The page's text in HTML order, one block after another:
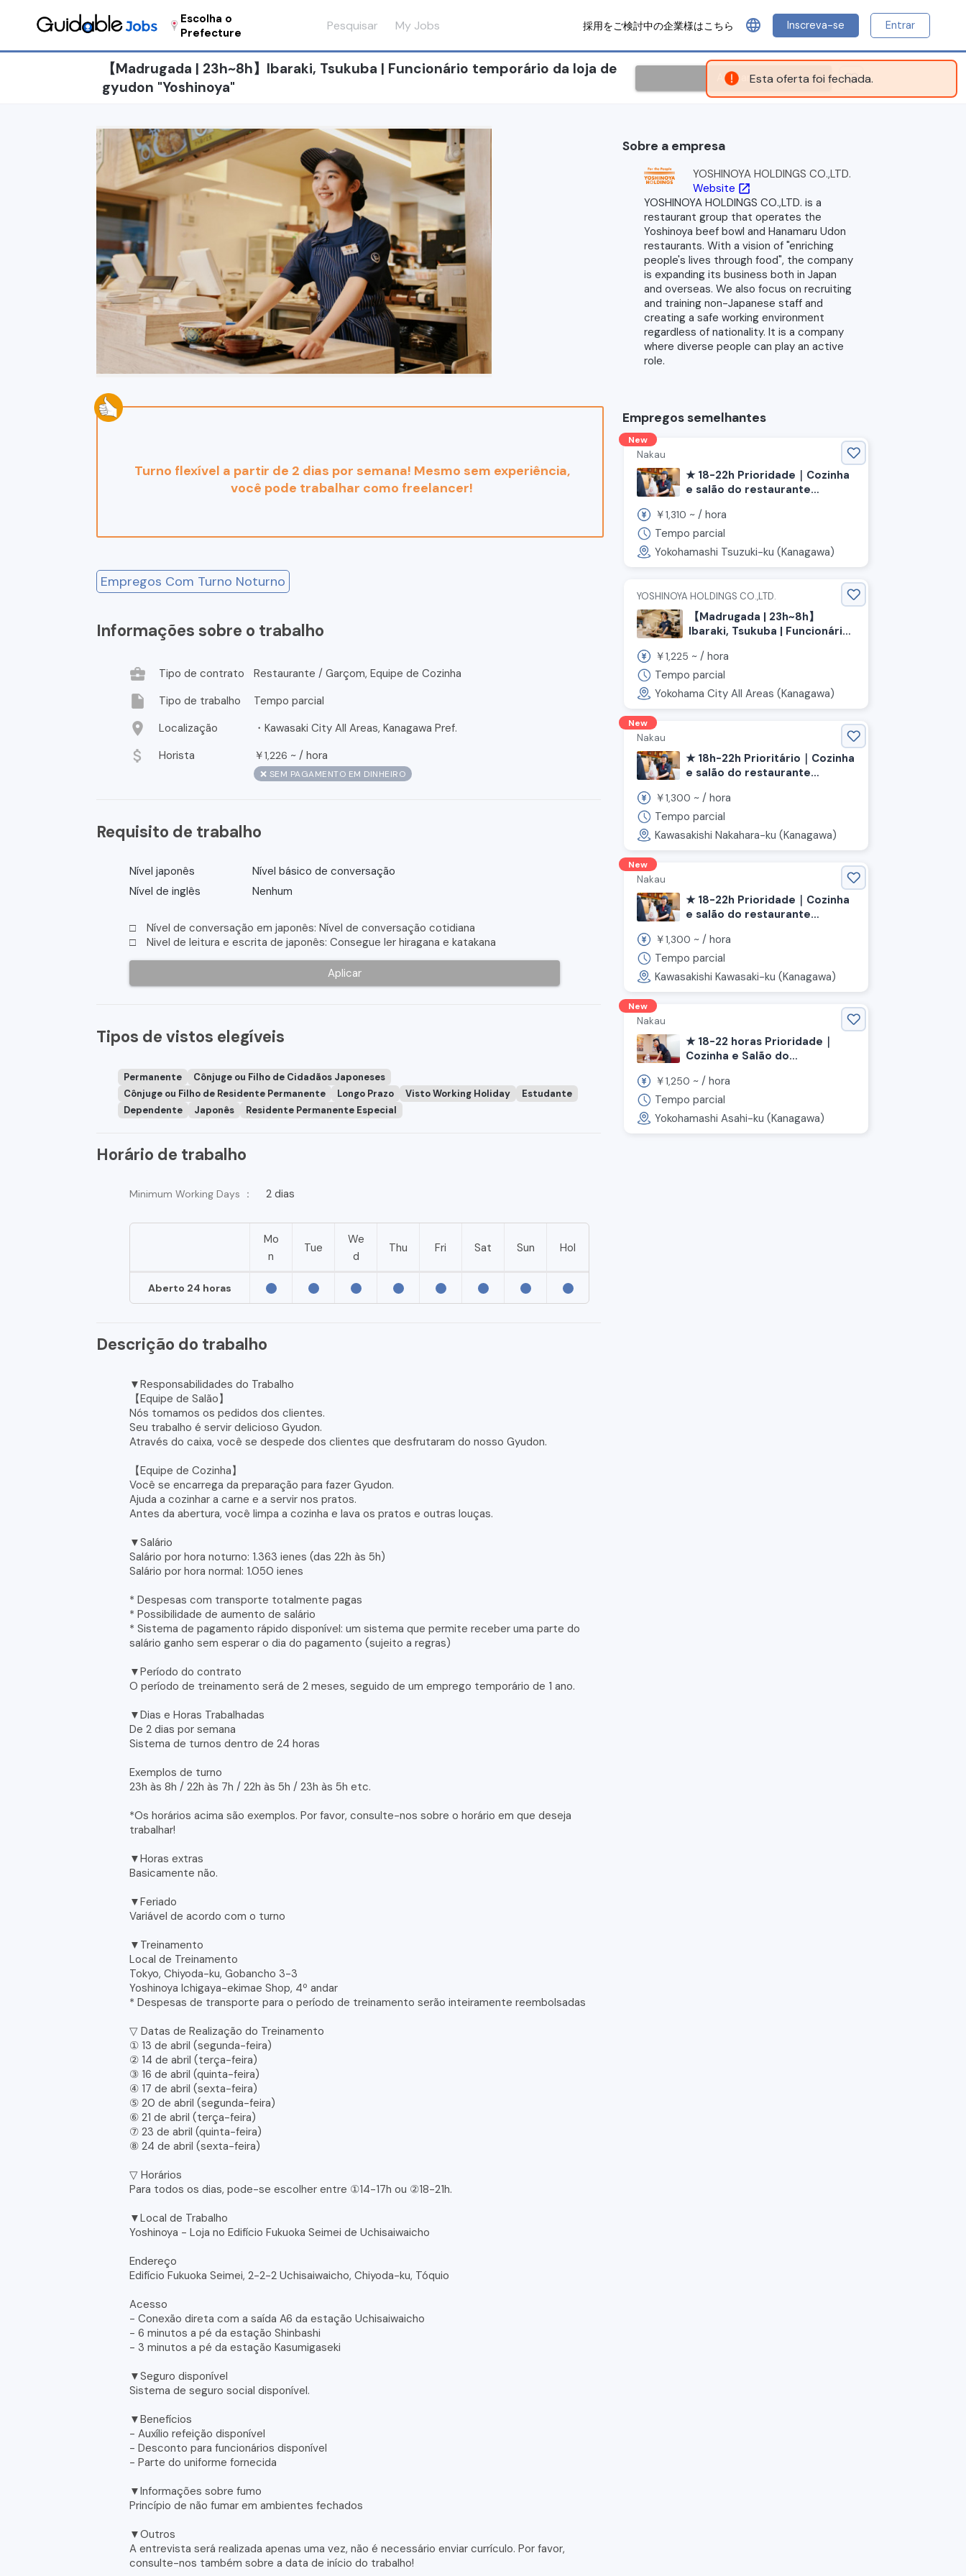
Esta oferta foi fechada.
Escolha o
Prefecture
Pesquisar My Jobs 採用をご検討中の企業様はこちら language Inscreva-se Entrar
【Madrugada | 23h~8h】Ibaraki, Tsukuba | Funcionário temporário da loja de
gyudon "Yoshinoya"
Aplicar
Turno flexível a partir de 2 dias por semana! Mesmo sem experiência,
você pode trabalhar como freelancer!
Empregos Com Turno Noturno
Informações sobre o trabalho
business_center Tipo de contrato Restaurante / Garçom, Equipe de Cozinha
insert_drive_file Tipo de trabalho Tempo parcial
location_on Localização ・Kawasaki City All Areas, Kanagawa Pref.
attach_money Horista ￥1,226 ~ / hora
❌ SEM PAGAMENTO EM DINHEIRO
Requisito de trabalho
Nível japonês
Nível básico de conversação
Nível de inglês
Nenhum
□ Nível de conversação em japonês: Nível de conversação cotidiana
□ Nivel de leitura e escrita de japonês: Consegue ler hiragana e katakana
Aplicar
Tipos de vistos elegíveis
Permanente
Cônjuge ou Filho de Cidadãos Japoneses
Cônjuge ou Filho de Residente Permanente
Longo Prazo Visto Working Holiday
Estudante
Dependente
Japonês Residente Permanente Especial
Horário de trabalho
Minimum Working Days ： 2 dias
Mo
n
Tue
We
d
Thu Fri Sat Sun Hol
Aberto 24 horas
Descrição do trabalho
▼Responsabilidades do Trabalho
【Equipe de Salão】
Nós tomamos os pedidos dos clientes.
Seu trabalho é servir delicioso Gyudon.
Através do caixa, você se despede dos clientes que desfrutaram do nosso Gyudon.
【Equipe de Cozinha】
Você se encarrega da preparação para fazer Gyudon.
Ajuda a cozinhar a carne e a servir nos pratos.
Antes da abertura, você limpa a cozinha e lava os pratos e outras louças.
▼Salário
Salário por hora noturno: 1.363 ienes (das 22h às 5h)
Salário por hora normal: 1.050 ienes
* Despesas com transporte totalmente pagas
* Possibilidade de aumento de salário
* Sistema de pagamento rápido disponível: um sistema que permite receber uma parte do
salário ganho sem esperar o dia do pagamento (sujeito a regras)
▼Período do contrato
O período de treinamento será de 2 meses, seguido de um emprego temporário de 1 ano.
▼Dias e Horas Trabalhadas
De 2 dias por semana
Sistema de turnos dentro de 24 horas
Exemplos de turno
23h às 8h / 22h às 7h / 22h às 5h / 23h às 5h etc.
*Os horários acima são exemplos. Por favor, consulte-nos sobre o horário em que deseja
trabalhar!
▼Horas extras
Basicamente não.
▼Feriado
Variável de acordo com o turno
▼Treinamento
Local de Treinamento
Tokyo, Chiyoda-ku, Gobancho 3-3
Yoshinoya Ichigaya-ekimae Shop, 4º andar
* Despesas de transporte para o período de treinamento serão inteiramente reembolsadas
▽ Datas de Realização do Treinamento
① 13 de abril (segunda-feira)
② 14 de abril (terça-feira)
③ 16 de abril (quinta-feira)
④ 17 de abril (sexta-feira)
⑤ 20 de abril (segunda-feira)
⑥ 21 de abril (terça-feira)
⑦ 23 de abril (quinta-feira)
⑧ 24 de abril (sexta-feira)
▽ Horários
Para todos os dias, pode-se escolher entre ①14-17h ou ②18-21h.
▼Local de Trabalho
Yoshinoya - Loja no Edifício Fukuoka Seimei de Uchisaiwaicho
Endereço
Edifício Fukuoka Seimei, 2-2-2 Uchisaiwaicho, Chiyoda-ku, Tóquio
Acesso
- Conexão direta com a saída A6 da estação Uchisaiwaicho
- 6 minutos a pé da estação Shinbashi
- 3 minutos a pé da estação Kasumigaseki
▼Seguro disponível
Sistema de seguro social disponível.
▼Benefícios
- Auxílio refeição disponível
- Desconto para funcionários disponível
- Parte do uniforme fornecida
▼Informações sobre fumo
Princípio de não fumar em ambientes fechados
▼Outros
A entrevista será realizada apenas uma vez, não é necessário enviar currículo. Por favor,
consulte-nos também sobre a data de início do trabalho!
Sobre a empresa
YOSHINOYA HOLDINGS CO.,LTD.
Website open_in_new
YOSHINOYA HOLDINGS CO.,LTD. is a
restaurant group that operates the
Yoshinoya beef bowl and Hanamaru Udon
restaurants. With a vision of "enriching
people's lives through food", the company
is expanding its business both in Japan
and overseas. We also focus on recruiting
and training non-Japanese staff and
creating a safe working environment
regardless of nationality. It is a company
where diverse people can play an active
role.
Empregos semelhantes
New
Nakau
★ 18-22h Prioridade｜Cozinha
e salão do restaurante
Yokohama, Tsuzuki Ward,
Estação Center Minami》
￥1,310 ~ / hora
Tempo parcial
Yokohamashi Tsuzuki-ku (Kanagawa)
YOSHINOYA HOLDINGS CO.,LTD.
【Madrugada | 23h~8h】
Ibaraki, Tsukuba | Funcionário
"Yoshinoya"
￥1,225 ~ / hora
Tempo parcial
Yokohama City All Areas (Kanagawa)
New
Nakau
★ 18h-22h Prioritário｜Cozinha
e salão do restaurante
Kawasaki, Kanagawa, estação
Musashi-Nakahara》
￥1,300 ~ / hora
Tempo parcial
Kawasakishi Nakahara-ku (Kanagawa)
New
Nakau
★ 18-22h Prioridade｜Cozinha
e salão do restaurante
Kawasaki, Prefeitura de
Kanagawa, Estação Kawasaki》
￥1,300 ~ / hora
Tempo parcial
Kawasakishi Kawasaki-ku (Kanagawa)
New
Nakau
★ 18-22 horas Prioridade｜
Cozinha e Salão do
ku, Yokohama, Kanagawa》
￥1,250 ~ / hora
Tempo parcial
Yokohamashi Asahi-ku (Kanagawa)